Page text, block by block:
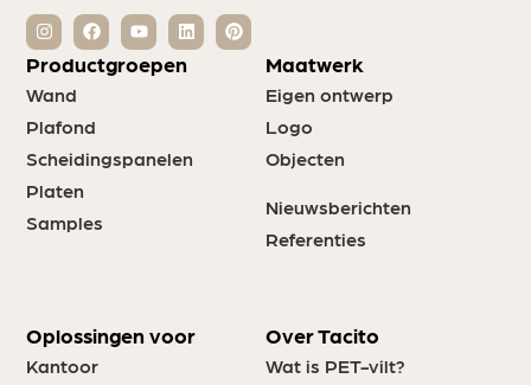
Productgroepen
Wand
Plafond
Scheidingspanelen
Platen
Samples
Maatwerk
Eigen ontwerp
Logo
Objecten
Nieuwsberichten
Referenties
Oplossingen voor
Kantoor
Over Tacito
Wat is PET-vilt?